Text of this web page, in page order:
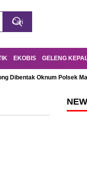
EKOBIS GELENG
Dibentak Oknum Polsek